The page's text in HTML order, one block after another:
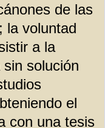
de las
la voluntad
a la
solución
el
con una tesis